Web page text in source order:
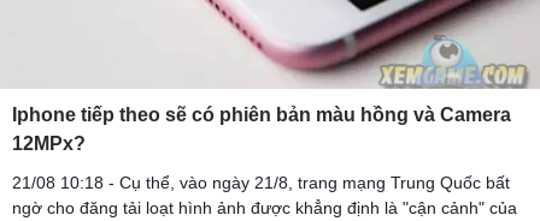
Iphone tiếp theo sẽ có phiên bản màu hồng và Camera
12MPx?
21/08 10:18 - Cụ thể, vào ngày 21/8, trang mạng Trung Quốc bất
ngờ cho đăng tải loạt hình ảnh được khẳng định là "cận cảnh" của